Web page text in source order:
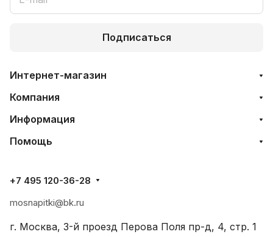
Подписаться
Интернет-магазин
Компания
Информация
Помощь
+7 495 120-36-28
mosnapitki@bk.ru
г. Москва, 3-й проезд Перова Поля пр-д, 4, стр. 1